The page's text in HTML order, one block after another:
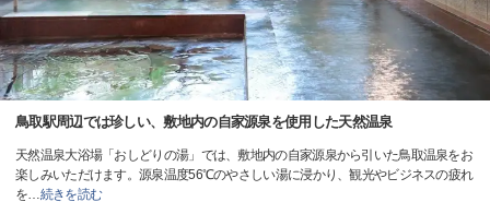
鳥取駅周辺では珍しい、敷地内の自家源泉を使用した天然温泉
天然温泉大浴場「おしどりの湯」では、敷地内の自家源泉から引いた鳥取温泉をお
楽しみいただけます。源泉温度56℃のやさしい湯に浸かり、観光やビジネスの疲れ
を…続きを読む